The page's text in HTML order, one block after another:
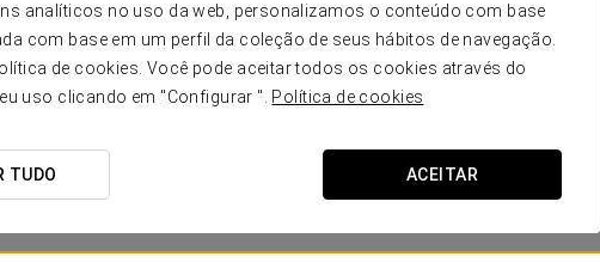
analíticos no uso da web, personalizamos o conteúdo com base
com base em um perfil da coleção de seus hábitos de navegação.
de cookies. Você pode aceitar todos os cookies através do
uso clicando em "Configurar ". Política de cookies
TUDO ACEITAR